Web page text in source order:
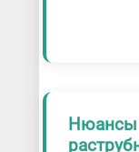
Нюансы